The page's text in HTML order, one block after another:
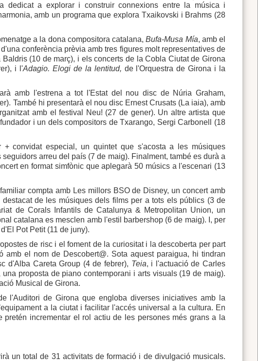
dedicat a explorar i construir connexions entre la música i
amb un programa que explora Txaikovski i Brahms (28
a la dona compositora catalana,Bufa-Musa Mía, amb el
conferència prèvia amb tres figures molt representatives de
(10 de març), i els concerts de la Cobla Ciutat de Girona
i l'Adagio. Elogi de la lentitud, de l'Orquestra de Girona i la
amb l'estrena a tot l'Estat del nou disc de Núria Graham,
També hi presentarà el nou disc Ernest Crusats (La iaia), amb
amb el festival Neu! (27 de gener). Un altre artista que
i un dels compositors de Txarango, Sergi Carbonell (18
convidat especial, un quintet que s'acosta a les músiques
arreu del país (7 de maig). Finalment, també es durà a
en format simfònic que aplegarà 50 músics a l'escenari (13
compta amb Les millors BSO de Disney, un concert amb
de les músiques dels films per a tots els públics (3 de
de Corals Infantils de Catalunya & Metropolitan Union, un
catalana es mesclen amb l'estil barbershop (6 de maig). I, per
Pot Petit (11 de juny).
de risc i el foment de la curiositat i la descoberta per part
el nom de Descobert@. Sota aquest paraigua, hi tindran
d'Alba Careta Group (4 de febrer), Teia, i l'actuació de Carles
una proposta de piano contemporani i arts visuals (19 de maig).
Musical de Girona.
l'Auditori de Girona que engloba diverses iniciatives amb la
a la ciutat i facilitar l'accés universal a la cultura. En
incrementar el rol actiu de les persones més grans a la
un total de 31 activitats de formació i de divulgació musicals.